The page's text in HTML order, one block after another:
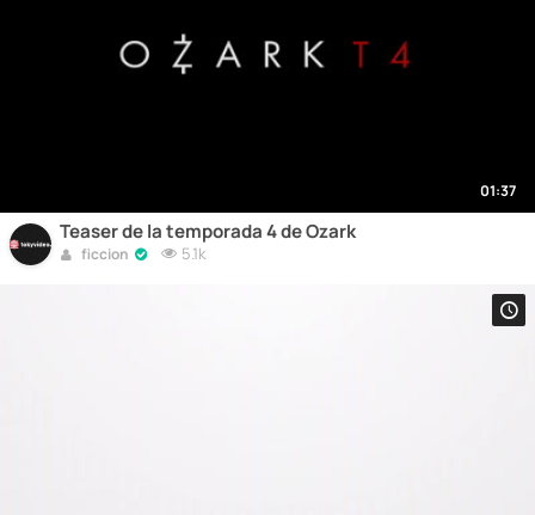
01:37
Teaser de la temporada 4 de Ozark
ficcion 5.1k